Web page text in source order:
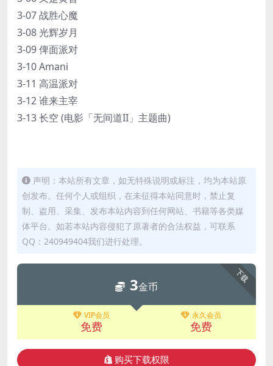
3-07 战胜心魔
3-08 光辉岁月
3-09 俾面派对
3-10 Amani
3-11 高温派对
3-12 谁来主宰
3-13 长空 (电影「无间道II」主题曲)
声明：本站所有文章，如无特殊说明或标注，均为本站原
创发布。任何个人或组织，在未征得本站同意时，禁止复
制、盗用、采集、发布本站内容到任何网站、书籍等各类媒
体平台。如若本站内容侵犯了原著者的合法权益，可联系
QQ：240949404我们进行处理。
下载
3金币
VIP会员
免费
永久会员
免费
购买下载权限